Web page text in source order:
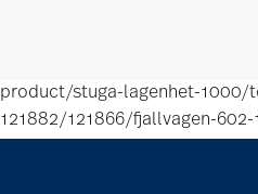
product/stuga-lagenhet-1000/
121882/121866/fjallvagen-602-